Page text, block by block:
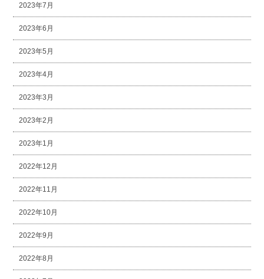
2023年7月
2023年6月
2023年5月
2023年4月
2023年3月
2023年2月
2023年1月
2022年12月
2022年11月
2022年10月
2022年9月
2022年8月